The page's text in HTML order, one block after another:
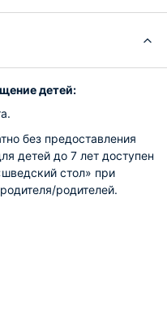
детей:
без предоставления
детей до 7 лет доступен
стол» при
родителей.